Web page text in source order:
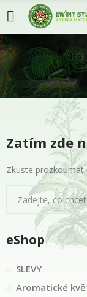
Zatím zde
Zkuste prozkoumat
eShop
SLEVY
Aromatické